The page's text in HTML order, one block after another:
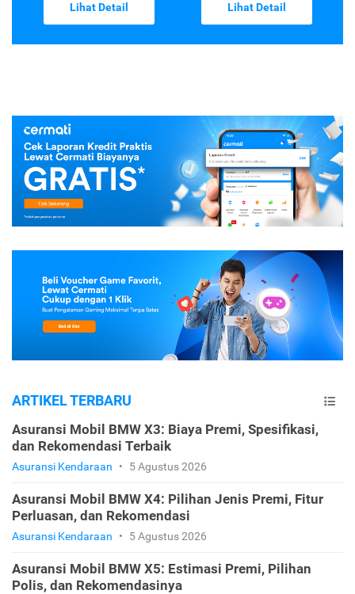
Lihat Detail Lihat Detail
ARTIKEL TERBARU
Asuransi Mobil BMW X3: Biaya Premi, Spesifikasi,
dan Rekomendasi Terbaik
Asuransi Kendaraan • 5 Agustus 2026
Asuransi Mobil BMW X4: Pilihan Jenis Premi, Fitur
Perluasan, dan Rekomendasi
Asuransi Kendaraan • 5 Agustus 2026
Asuransi Mobil BMW X5: Estimasi Premi, Pilihan
Polis, dan Rekomendasinya